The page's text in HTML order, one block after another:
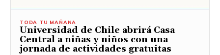
TODA TU MAÑANA
Universidad de Chile abrirá Casa
Central a niñas y niños con una
jornada de actividades gratuitas